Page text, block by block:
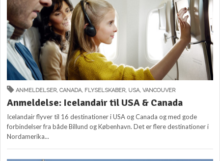
ANMELDELSER,CANADA, FLYSELSKABER, USA,VANCOUVER
Anmeldelse: Icelandair til USA & Canada
Icelandair flyver til 16 destinationer i USA og Canada og med gode
forbindelser fra både Billund og København. Det er flere destinationer i
Nordamerika...